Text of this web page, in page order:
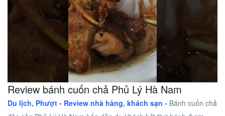
Review bánh cuốn chả Phủ Lý Hà Nam
Du lịch, Phượt - Review nhà hàng, khách sạn - Bánh cuốn chả